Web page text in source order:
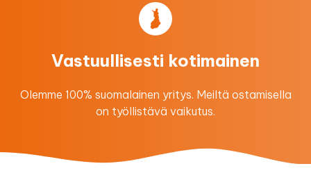
Vastuullisesti kotimainen
Olemme 100% suomalainen yritys. Meiltä ostamisella
on työllistävä vaikutus.